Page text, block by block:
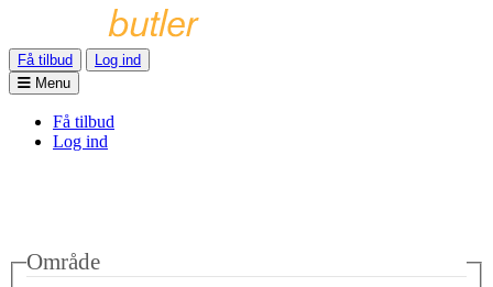
Få tilbud
Log ind
Menu
Få tilbud
Log ind
Område